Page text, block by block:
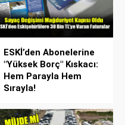
ESKİ’den Abonelerine
"Yüksek Borç" Kıskacı:
Hem Parayla Hem
Sırayla!